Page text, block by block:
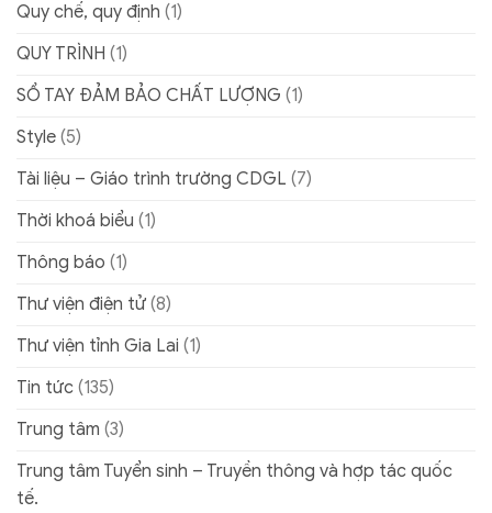
Quy chế, quy định (1)
QUY TRÌNH (1)
SỔ TAY ĐẢM BẢO CHẤT LƯỢNG (1)
Style (5)
Tài liệu – Giáo trình trường CDGL (7)
Thời khoá biểu (1)
Thông báo (1)
Thư viện điện tử (8)
Thư viện tỉnh Gia Lai (1)
Tin tức (135)
Trung tâm (3)
Trung tâm Tuyển sinh – Truyền thông và hợp tác quốc
tế.